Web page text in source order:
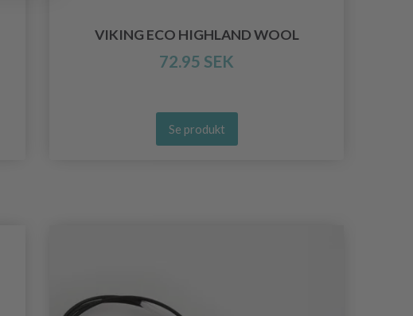
VIKING ECO HIGHLAND WOOL
72.95 SEK
Se produkt